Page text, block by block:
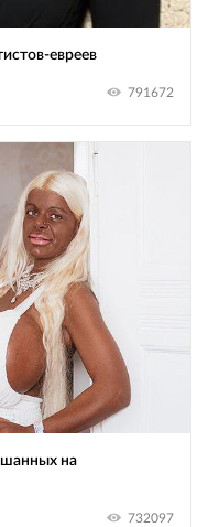
евреев
791672
на
732097